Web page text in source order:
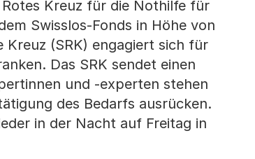
Kreuz für die Nothilfe für
Swisslos-Fonds in Höhe von
Kreuz (SRK) engagiert sich für
Das SRK sendet einen
und -experten stehen
des Bedarfs ausrücken.
in der Nacht auf Freitag in